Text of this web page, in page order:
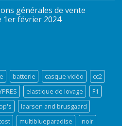
générales de vente
1er février 2024
batterie casque vidéo
cc2
elastique de lovage
F1
laarsen and brusgaard
multiblueparadise
noir